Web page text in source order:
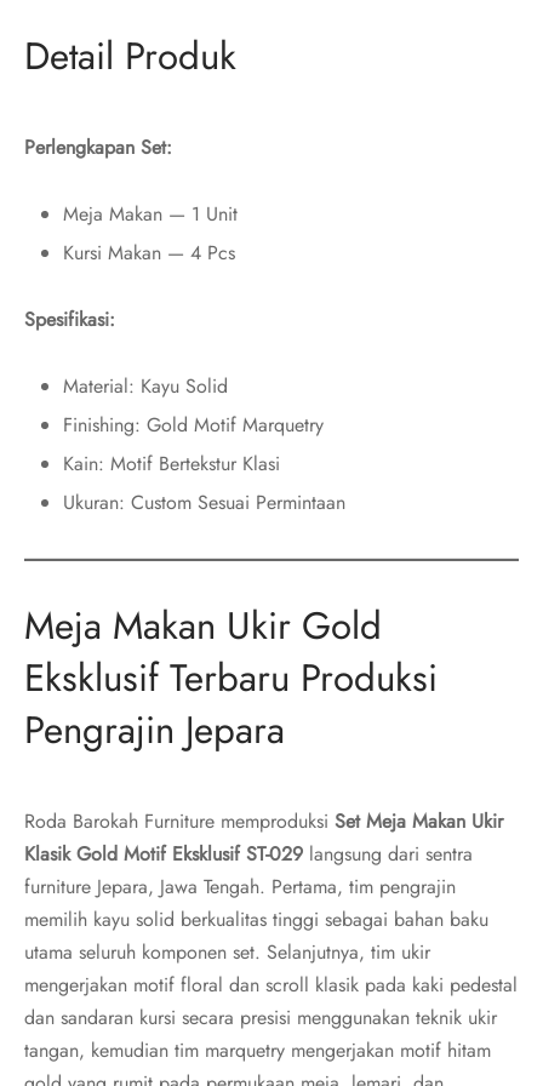
Detail Produk
Perlengkapan Set:
Meja Makan — 1 Unit
Kursi Makan — 4 Pcs
Spesifikasi:
Material: Kayu Solid
Finishing: Gold Motif Marquetry
Kain: Motif Bertekstur Klasi
Ukuran: Custom Sesuai Permintaan
Meja Makan Ukir Gold
Eksklusif Terbaru Produksi
Pengrajin Jepara
Roda Barokah Furniture memproduksi Set Meja Makan Ukir
Klasik Gold Motif Eksklusif ST-029 langsung dari sentra
furniture Jepara, Jawa Tengah. Pertama, tim pengrajin
memilih kayu solid berkualitas tinggi sebagai bahan baku
utama seluruh komponen set. Selanjutnya, tim ukir
mengerjakan motif floral dan scroll klasik pada kaki pedestal
dan sandaran kursi secara presisi menggunakan teknik ukir
tangan, kemudian tim marquetry mengerjakan motif hitam